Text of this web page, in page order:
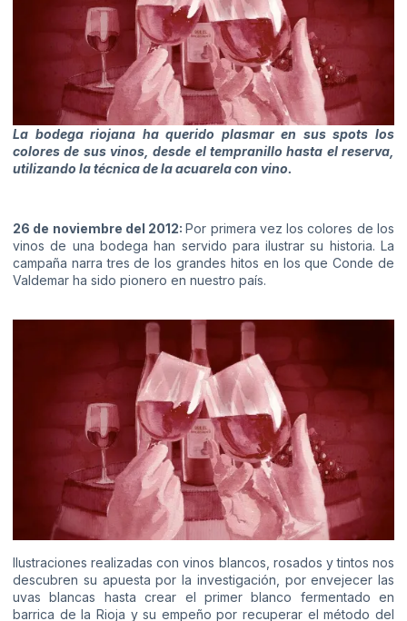
La bodega riojana ha querido plasmar en sus spots los
colores de sus vinos, desde el tempranillo hasta el reserva,
utilizando la técnica de la acuarela con vino.
26 de noviembre del 2012: Por primera vez los colores de los
vinos de una bodega han servido para ilustrar su historia. La
campaña narra tres de los grandes hitos en los que Conde de
Valdemar ha sido pionero en nuestro país.
Ilustraciones realizadas con vinos blancos, rosados y tintos nos
descubren su apuesta por la investigación, por envejecer las
uvas blancas hasta crear el primer blanco fermentado en
barrica de la Rioja y su empeño por recuperar el método del